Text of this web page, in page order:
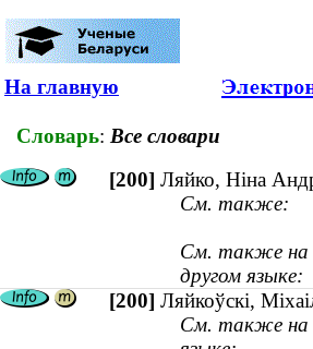
На главную
Словарь: Все словари
[200] Ляйко, Ніна
См. также:
См. также на
другом языке:
[200] Ляйкоўскі,
См. также на